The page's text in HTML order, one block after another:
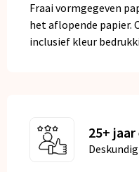
Fraai vormgegeven
het aflopende papier.
inclusief kleur
25+